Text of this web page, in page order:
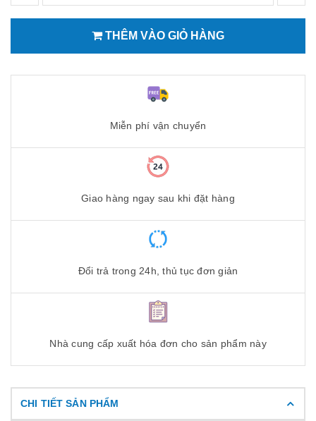
THÊM VÀO GIỎ HÀNG
Miễn phí vận chuyển
Giao hàng ngay sau khi đặt hàng
Đổi trả trong 24h, thủ tục đơn giản
Nhà cung cấp xuất hóa đơn cho sản phẩm này
CHI TIẾT SẢN PHẨM